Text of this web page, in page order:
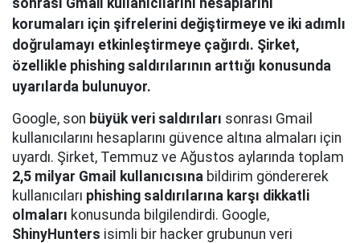
sonrası Gmail kullanıcılarını hesaplarını
korumaları için şifrelerini değiştirmeye ve iki adımlı
doğrulamayı etkinleştirmeye çağırdı. Şirket,
özellikle phishing saldırılarının arttığı konusunda
uyarılarda bulunuyor.
Google, son büyük veri saldırıları sonrası Gmail
kullanıcılarını hesaplarını güvence altına almaları için
uyardı. Şirket, Temmuz ve Ağustos aylarında toplam
2,5 milyar Gmail kullanıcısına bildirim göndererek
kullanıcıları phishing saldırılarına karşı dikkatli
olmaları konusunda bilgilendirdi. Google,
ShinyHunters isimli bir hacker grubunun veri